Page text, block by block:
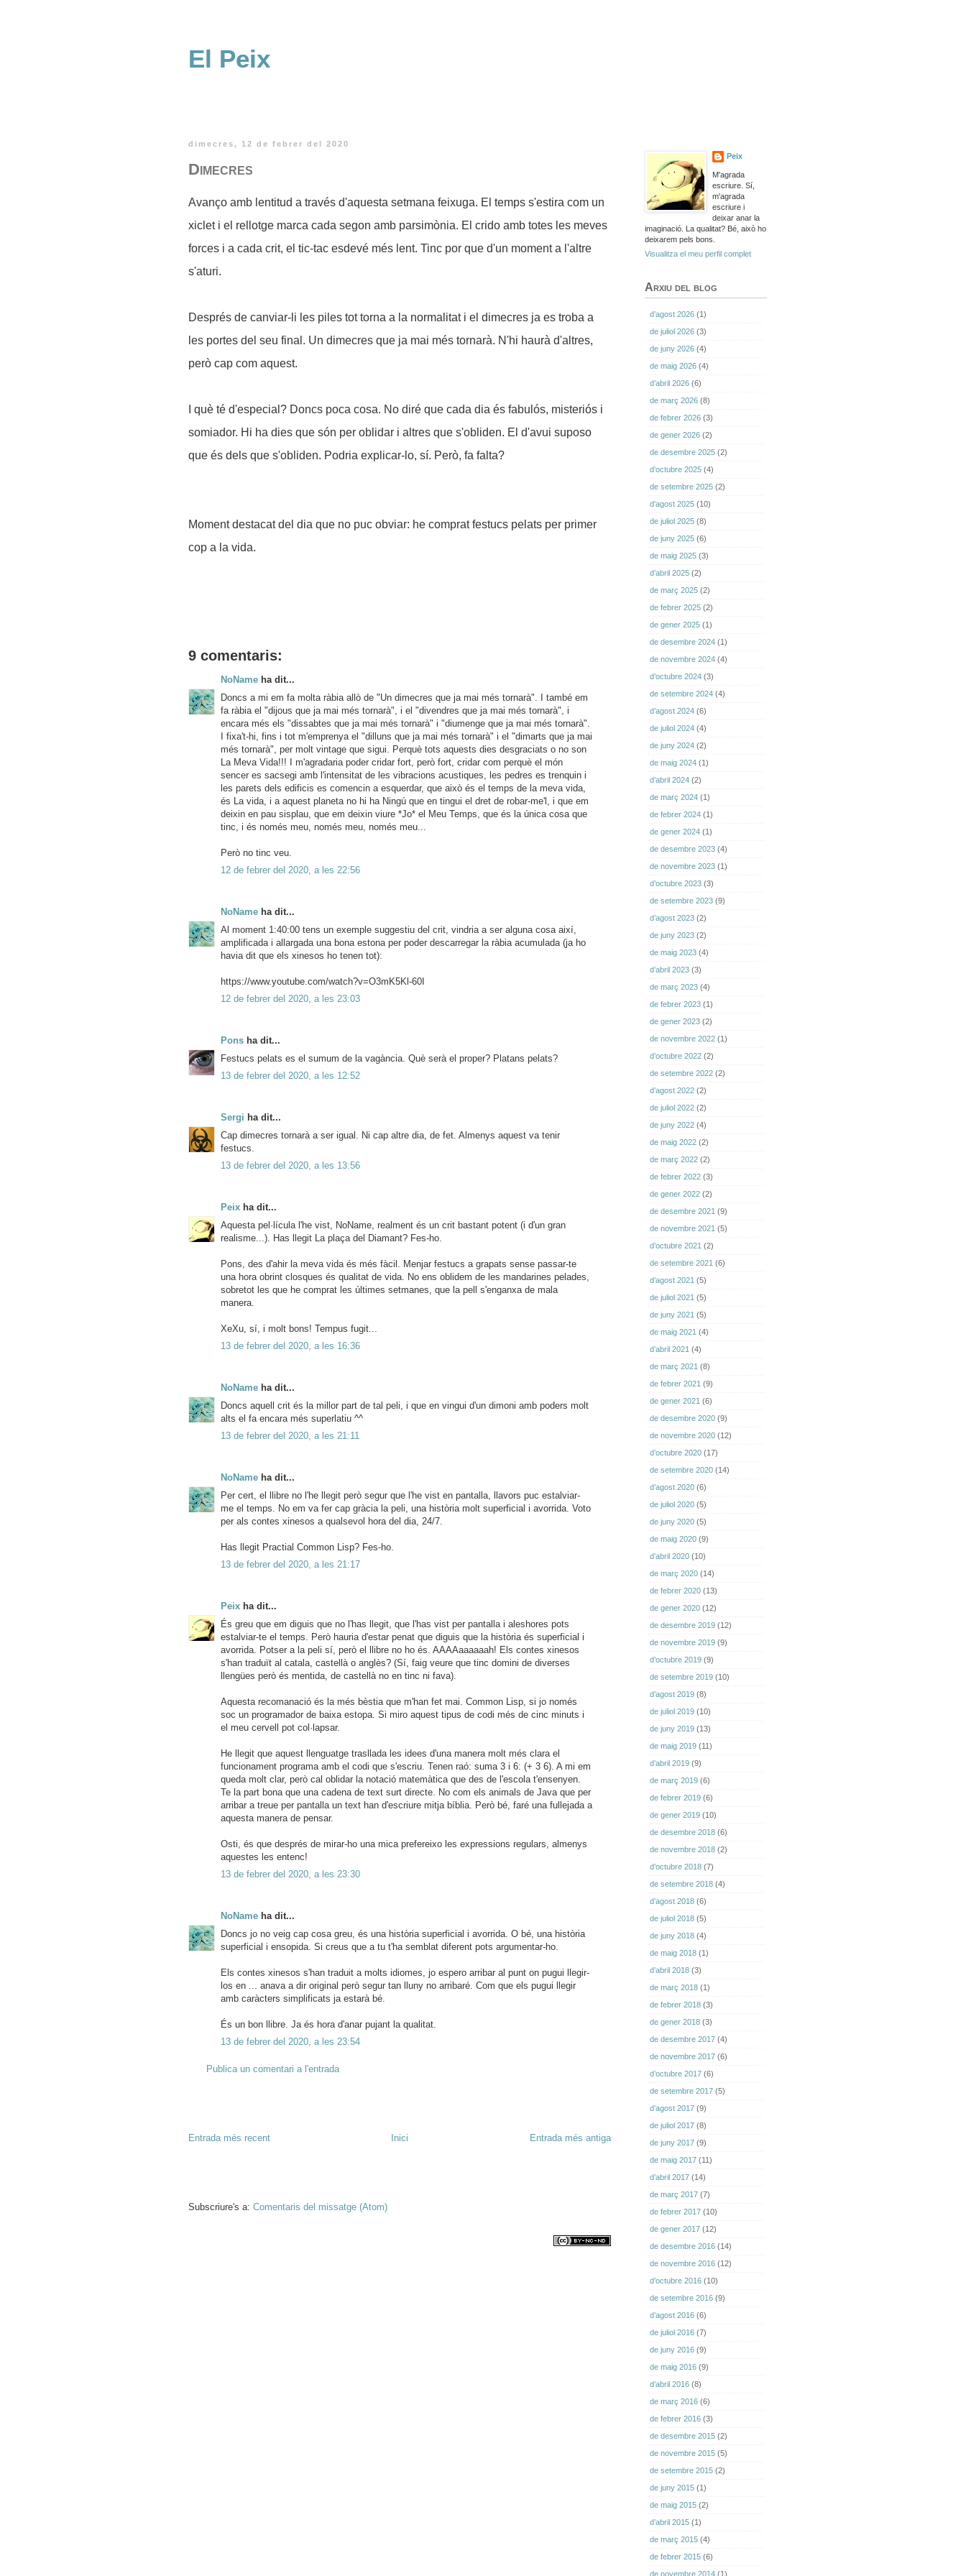
El Peix
dimecres, 12 de febrer del 2020
Dimecres
Avanço amb lentitud a través d'aquesta setmana feixuga. El temps s'estira com un
xiclet i el rellotge marca cada segon amb parsimònia. El crido amb totes les meves
forces i a cada crit, el tic-tac esdevé més lent. Tinc por que d'un moment a l'altre
s'aturi.
Després de canviar-li les piles tot torna a la normalitat i el dimecres ja es troba a
les portes del seu final. Un dimecres que ja mai més tornarà. N'hi haurà d'altres,
però cap com aquest.
I què té d'especial? Doncs poca cosa. No diré que cada dia és fabulós, misteriós i
somiador. Hi ha dies que són per oblidar i altres que s'obliden. El d'avui suposo
que és dels que s'obliden. Podria explicar-lo, sí. Però, fa falta?
Moment destacat del dia que no puc obviar: he comprat festucs pelats per primer
cop a la vida.
9 comentaris:
NoName ha dit...
Doncs a mi em fa molta ràbia allò de "Un dimecres que ja mai més tornarà". I també em
fa ràbia el "dijous que ja mai més tornarà", i el "divendres que ja mai més tornarà", i
encara més els "dissabtes que ja mai més tornarà" i "diumenge que ja mai més tornarà".
I fixa't-hi, fins i tot m'emprenya el "dilluns que ja mai més tornarà" i el "dimarts que ja mai
més tornarà", per molt vintage que sigui. Perquè tots aquests dies desgraciats o no son
La Meva Vida!!! I m'agradaria poder cridar fort, però fort, cridar com perquè el món
sencer es sacsegi amb l'intensitat de les vibracions acustiques, les pedres es trenquin i
les parets dels edificis es comencin a esquerdar, que això és el temps de la meva vida,
és La vida, i a aquest planeta no hi ha Ningú que en tingui el dret de robar-me'l, i que em
deixin en pau sisplau, que em deixin viure *Jo* el Meu Temps, que és la única cosa que
tinc, i és només meu, només meu, només meu...
Però no tinc veu.
12 de febrer del 2020, a les 22:56
NoName ha dit...
Al moment 1:40:00 tens un exemple suggestiu del crit, vindria a ser alguna cosa així,
amplificada i allargada una bona estona per poder descarregar la ràbia acumulada (ja ho
havia dit que els xinesos ho tenen tot):
https://www.youtube.com/watch?v=O3mK5Kl-60I
12 de febrer del 2020, a les 23:03
Pons ha dit...
Festucs pelats es el sumum de la vagància. Què serà el proper? Platans pelats?
13 de febrer del 2020, a les 12:52
Sergi ha dit...
Cap dimecres tornarà a ser igual. Ni cap altre dia, de fet. Almenys aquest va tenir
festucs.
13 de febrer del 2020, a les 13:56
Peix ha dit...
Aquesta pel·lícula l'he vist, NoName, realment és un crit bastant potent (i d'un gran
realisme...). Has llegit La plaça del Diamant? Fes-ho.
Pons, des d'ahir la meva vida és més fàcil. Menjar festucs a grapats sense passar-te
una hora obrint closques és qualitat de vida. No ens oblidem de les mandarines pelades,
sobretot les que he comprat les últimes setmanes, que la pell s'enganxa de mala
manera.
XeXu, sí, i molt bons! Tempus fugit...
13 de febrer del 2020, a les 16:36
NoName ha dit...
Doncs aquell crit és la millor part de tal peli, i que en vingui d'un dimoni amb poders molt
alts el fa encara més superlatiu ^^
13 de febrer del 2020, a les 21:11
NoName ha dit...
Per cert, el llibre no l'he llegit però segur que l'he vist en pantalla, llavors puc estalviar-
me el temps. No em va fer cap gràcia la peli, una història molt superficial i avorrida. Voto
per als contes xinesos a qualsevol hora del dia, 24/7.
Has llegit Practial Common Lisp? Fes-ho.
13 de febrer del 2020, a les 21:17
Peix ha dit...
És greu que em diguis que no l'has llegit, que l'has vist per pantalla i aleshores pots
estalviar-te el temps. Però hauria d'estar penat que diguis que la història és superficial i
avorrida. Potser a la peli sí, però el llibre no ho és. AAAAaaaaaah! Els contes xinesos
s'han traduït al catala, castellà o anglès? (Sí, faig veure que tinc domini de diverses
llengües però és mentida, de castellà no en tinc ni fava).
Aquesta recomanació és la més bèstia que m'han fet mai. Common Lisp, si jo només
soc un programador de baixa estopa. Si miro aquest tipus de codi més de cinc minuts i
el meu cervell pot col·lapsar.
He llegit que aquest llenguatge trasllada les idees d'una manera molt més clara el
funcionament programa amb el codi que s'escriu. Tenen raó: suma 3 i 6: (+ 3 6). A mi em
queda molt clar, però cal oblidar la notació matemàtica que des de l'escola t'ensenyen.
Te la part bona que una cadena de text surt directe. No com els animals de Java que per
arribar a treue per pantalla un text han d'escriure mitja bíblia. Però bé, faré una fullejada a
aquesta manera de pensar.
Osti, és que després de mirar-ho una mica prefereixo les expressions regulars, almenys
aquestes les entenc!
13 de febrer del 2020, a les 23:30
NoName ha dit...
Doncs jo no veig cap cosa greu, és una història superficial i avorrida. O bé, una història
superficial i ensopida. Si creus que a tu t'ha semblat diferent pots argumentar-ho.
Els contes xinesos s'han traduit a molts idiomes, jo espero arribar al punt on pugui llegir-
los en ... anava a dir original però segur tan lluny no arribaré. Com que els pugui llegir
amb caràcters simplificats ja estarà bé.
És un bon llibre. Ja és hora d'anar pujant la qualitat.
13 de febrer del 2020, a les 23:54
Publica un comentari a l'entrada
Entrada més recent Entrada més antiga
Inici
Subscriure's a: Comentaris del missatge (Atom)
Peix
M'agrada
escriure. Sí,
m'agrada
escriure i
deixar anar la
imaginació. La qualitat? Bé, això ho
deixarem pels bons.
Visualitza el meu perfil complet
Arxiu del blog
d’agost 2026 (1)
de juliol 2026 (3)
de juny 2026 (4)
de maig 2026 (4)
d’abril 2026 (6)
de març 2026 (8)
de febrer 2026 (3)
de gener 2026 (2)
de desembre 2025 (2)
d’octubre 2025 (4)
de setembre 2025 (2)
d’agost 2025 (10)
de juliol 2025 (8)
de juny 2025 (6)
de maig 2025 (3)
d’abril 2025 (2)
de març 2025 (2)
de febrer 2025 (2)
de gener 2025 (1)
de desembre 2024 (1)
de novembre 2024 (4)
d’octubre 2024 (3)
de setembre 2024 (4)
d’agost 2024 (6)
de juliol 2024 (4)
de juny 2024 (2)
de maig 2024 (1)
d’abril 2024 (2)
de març 2024 (1)
de febrer 2024 (1)
de gener 2024 (1)
de desembre 2023 (4)
de novembre 2023 (1)
d’octubre 2023 (3)
de setembre 2023 (9)
d’agost 2023 (2)
de juny 2023 (2)
de maig 2023 (4)
d’abril 2023 (3)
de març 2023 (4)
de febrer 2023 (1)
de gener 2023 (2)
de novembre 2022 (1)
d’octubre 2022 (2)
de setembre 2022 (2)
d’agost 2022 (2)
de juliol 2022 (2)
de juny 2022 (4)
de maig 2022 (2)
de març 2022 (2)
de febrer 2022 (3)
de gener 2022 (2)
de desembre 2021 (9)
de novembre 2021 (5)
d’octubre 2021 (2)
de setembre 2021 (6)
d’agost 2021 (5)
de juliol 2021 (5)
de juny 2021 (5)
de maig 2021 (4)
d’abril 2021 (4)
de març 2021 (8)
de febrer 2021 (9)
de gener 2021 (6)
de desembre 2020 (9)
de novembre 2020 (12)
d’octubre 2020 (17)
de setembre 2020 (14)
d’agost 2020 (6)
de juliol 2020 (5)
de juny 2020 (5)
de maig 2020 (9)
d’abril 2020 (10)
de març 2020 (14)
de febrer 2020 (13)
de gener 2020 (12)
de desembre 2019 (12)
de novembre 2019 (9)
d’octubre 2019 (9)
de setembre 2019 (10)
d’agost 2019 (8)
de juliol 2019 (10)
de juny 2019 (13)
de maig 2019 (11)
d’abril 2019 (9)
de març 2019 (6)
de febrer 2019 (6)
de gener 2019 (10)
de desembre 2018 (6)
de novembre 2018 (2)
d’octubre 2018 (7)
de setembre 2018 (4)
d’agost 2018 (6)
de juliol 2018 (5)
de juny 2018 (4)
de maig 2018 (1)
d’abril 2018 (3)
de març 2018 (1)
de febrer 2018 (3)
de gener 2018 (3)
de desembre 2017 (4)
de novembre 2017 (6)
d’octubre 2017 (6)
de setembre 2017 (5)
d’agost 2017 (9)
de juliol 2017 (8)
de juny 2017 (9)
de maig 2017 (11)
d’abril 2017 (14)
de març 2017 (7)
de febrer 2017 (10)
de gener 2017 (12)
de desembre 2016 (14)
de novembre 2016 (12)
d’octubre 2016 (10)
de setembre 2016 (9)
d’agost 2016 (6)
de juliol 2016 (7)
de juny 2016 (9)
de maig 2016 (9)
d’abril 2016 (8)
de març 2016 (6)
de febrer 2016 (3)
de desembre 2015 (2)
de novembre 2015 (5)
de setembre 2015 (2)
de juny 2015 (1)
de maig 2015 (2)
d’abril 2015 (1)
de març 2015 (4)
de febrer 2015 (6)
de novembre 2014 (1)